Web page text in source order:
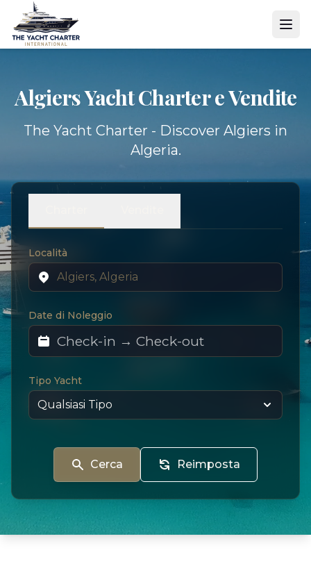
Algiers YachtCharter e Vendite
The Yacht Charter - Discover Algiers in
Algeria.
Località
Date di Noleggio
Tipo Yacht
Cerca Reimposta